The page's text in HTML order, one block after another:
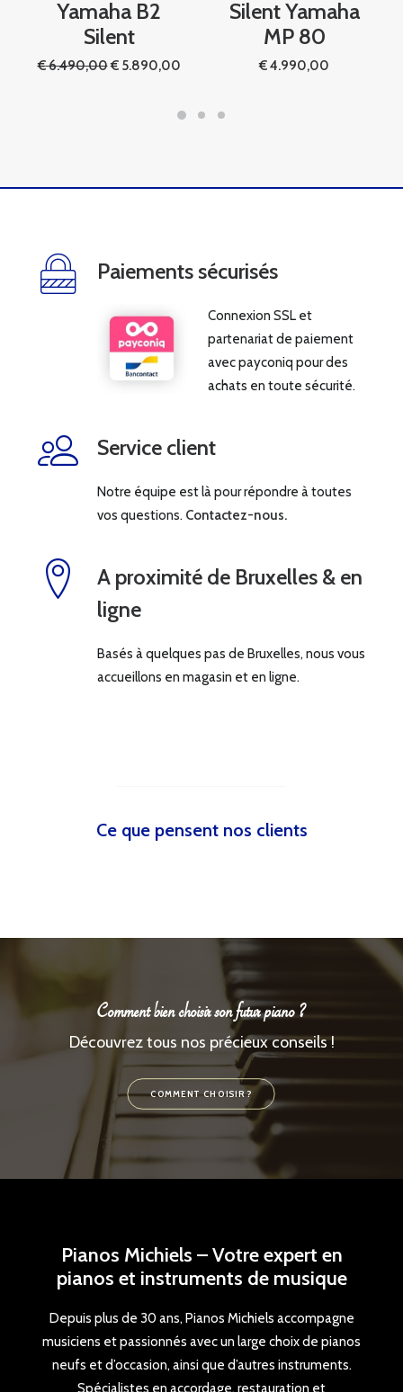
Yamaha B2
Silent
€6.490,00Le
€5.890,00Le
est :
Silent Yamaha
MP 80
€4.990,00
Paiements sécurisés
Connexion SSL et
partenariat de paiement
avec payconiq pour des
achats en toute sécurité.
Service client
Notre équipe est là pour répondre à toutes
vos questions. Contactez-nous.
A proximité de Bruxelles & en
ligne
Basés à quelques pas de Bruxelles, nous vous
accueillons en magasin et en ligne.
Ce que pensent nos clients
Comment bien choisir son futur piano ?
Découvrez tous nos précieux conseils !
COMMENT CHOISIR ?
Pianos Michiels – Votre expert en
pianos et instruments de musique
Depuis plus de 30 ans, Pianos Michiels accompagne
musiciens et passionnés avec un large choix de pianos
neufs et d’occasion, ainsi que d’autres instruments.
Spécialistes en accordage, restauration et